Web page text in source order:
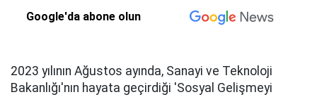
Google'da abone olun
2023 yılının Ağustos ayında, Sanayi ve Teknoloji
Bakanlığı'nın hayata geçirdiği 'Sosyal Gelişmeyi